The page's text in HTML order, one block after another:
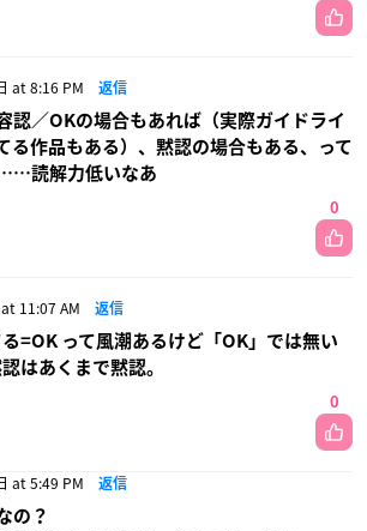
at 8:16 PM 返信
認／OKの場合もあれば（実際ガイドライ
る作品もある）、黙認の場合もある、って
読解力低いなあ
0
11:07 AM 返信
=OK って風潮あるけど「OK」では無い
はあくまで黙認。
0
at 5:49 PM 返信
の？